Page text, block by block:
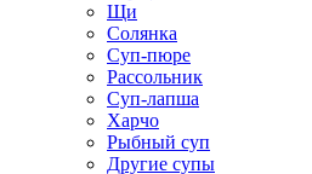
Щи
Солянка
Суп-пюре
Рассольник
Суп-лапша
Харчо
Рыбный суп
Другие супы